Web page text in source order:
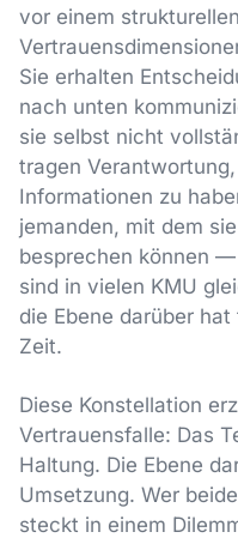
vor einem
Sie erhalten
nach unten
sie selbst nicht
tragen
Informationen zu
jemanden, mit dem
besprechen können
sind in vielen KMU
die Ebene darüber
Zeit.
Diese Konstellation
Vertrauensfalle: Das
Haltung. Die Ebene
Umsetzung. Wer
steckt in einem